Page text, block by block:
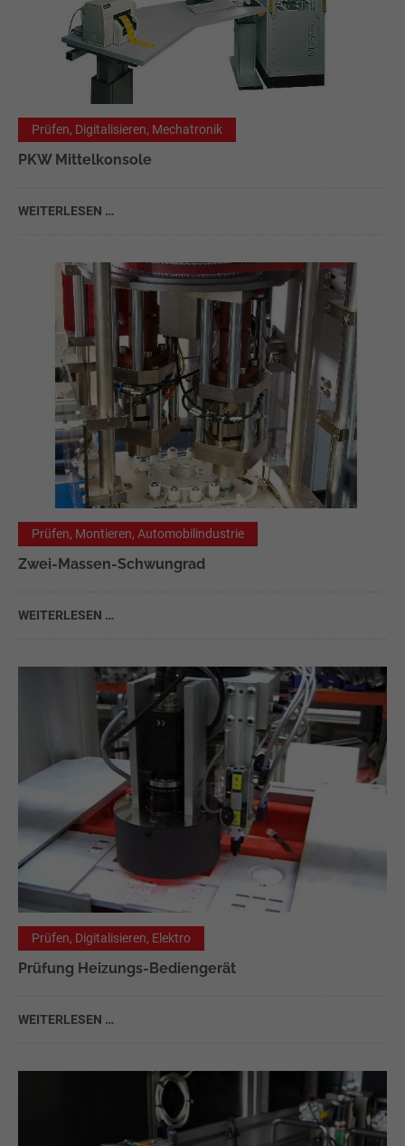
Prüfen, Digitalisieren, Mechatronik
PKW Mittelkonsole
WEITERLESEN …
Prüfen, Montieren, Automobilindustrie
Zwei-Massen-Schwungrad
WEITERLESEN …
Prüfen, Digitalisieren, Elektro
Prüfung Heizungs-Bediengerät
WEITERLESEN …